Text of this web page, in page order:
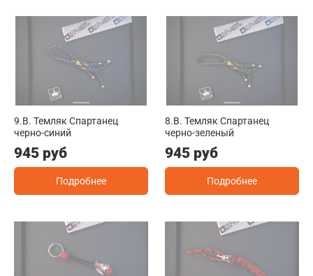
9.B. Темляк Спартанец
черно-синий
945 руб
Подробнее
8.B. Темляк Спартанец
черно-зеленый
945 руб
Подробнее